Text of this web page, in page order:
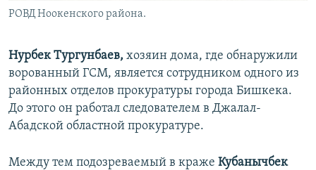
РОВД Ноокенского района.
Нурбек Тургунбаев, ​хозяин дома, где обнаружили
ворованный ГСМ, является сотрудником одного из
районных отделов прокуратуры города Бишкека.
До этого он работал следователем в Джалал-
Абадской областной прокуратуре.
Между тем подозреваемый в краже Кубанычбек